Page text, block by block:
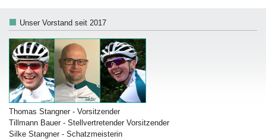
Unser Vorstand seit 2017
Thomas Stangner - Vorsitzender
Tillmann Bauer - Stellvertretender Vorsitzender
Silke Stangner - Schatzmeisterin